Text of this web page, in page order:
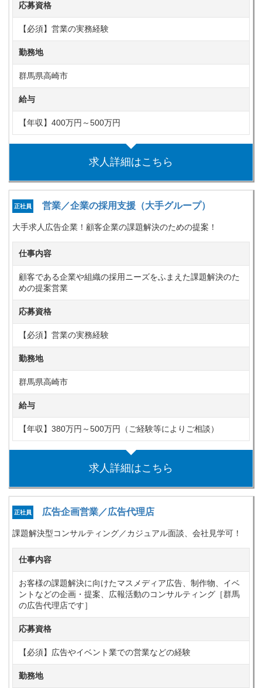
応募資格
【必須】営業の実務経験
勤務地
群馬県高崎市
給与
【年収】400万円～500万円
求人詳細はこちら
正社員 営業／企業の採用支援（大手グループ）
大手求人広告企業！顧客企業の課題解決のための提案！
仕事内容
顧客である企業や組織の採用ニーズをふまえた課題解決のた
めの提案営業
応募資格
【必須】営業の実務経験
勤務地
群馬県高崎市
給与
【年収】380万円～500万円（ご経験等によりご相談）
求人詳細はこちら
正社員 広告企画営業／広告代理店
課題解決型コンサルティング／カジュアル面談、会社見学可！
仕事内容
お客様の課題解決に向けたマスメディア広告、制作物、イベ
ントなどの企画・提案、広報活動のコンサルティング［群馬
の広告代理店です］
応募資格
【必須】広告やイベント業での営業などの経験
勤務地